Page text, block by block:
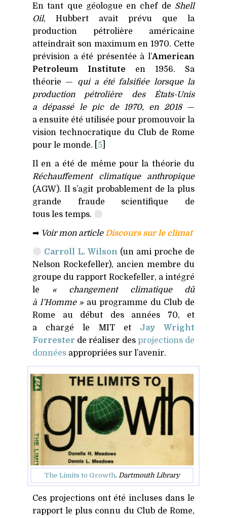
En tant que géologue en chef de Shell
Oil, Hubbert avait prévu que la
production pétrolière américaine
atteindrait son maximum en 1970. Cette
prévision a été présentée à l’American
Petroleum Institute en 1956. Sa
théorie — qui a été falsifiée lorsque la
production pétrolière des États-Unis
a dépassé le pic de 1970, en 2018—
a ensuite été utilisée pour promouvoir la
vision technocratique du Club de Rome
pour le monde. [ 5
Il en a été de même pour la théorie du
Réchauffement climatique anthropique
(AGW). Il s’agit probablement de la plus
grande fraude scientifique de
tous les temps.
➡ Voir mon articleDiscours sur le climat
Carroll L. Wilson (un ami proche de
Nelson Rockefeller), ancien membre du
groupe du rapport Rockefeller, a intégré
le « changement climatique dû
à l’Homme » au programme du Club de
Rome au début des années 70, et
a chargé le MITet Jay Wright
Forrester de réaliser des projections de
données appropriées sur l’avenir.
The Limits to Growth. Dartmouth Library
Ces projections ont été incluses dans le
rapport le plus connu du Club de Rome,